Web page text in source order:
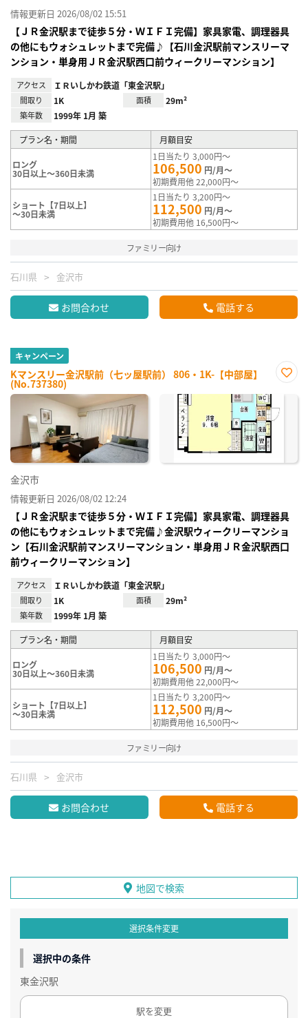
情報更新日 2026/08/02 15:51
【ＪＲ金沢駅まで徒歩５分・ＷＩＦＩ完備】家具家電、調理器具
の他にもウォシュレットまで完備♪【石川金沢駅前マンスリーマ
ンション・単身用ＪＲ金沢駅西口前ウィークリーマンション】
アクセス ＩＲいしかわ鉄道「東金沢駅」
間取り 1K 面積 29m²
築年数 1999年 1月 築
プラン名・期間 月額目安
ロング
30日以上～360日未満
1日当たり 3,000円～
106,500 円/月～
初期費用他 22,000円～
ショート【7日以上】
～30日未満
1日当たり 3,200円～
112,500 円/月～
初期費用他 16,500円～
ファミリー向け
石川県 金沢市
お問合わせ 電話する
キャンペーン
Kマンスリー金沢駅前（七ッ屋駅前） 806・1K-【中部屋】
(No.737380)
に入
り登
録
金沢市
情報更新日 2026/08/02 12:24
【ＪＲ金沢駅まで徒歩５分・ＷＩＦＩ完備】家具家電、調理器具
の他にもウォシュレットまで完備♪金沢駅ウィークリーマンショ
ン【石川金沢駅前マンスリーマンション・単身用ＪＲ金沢駅西口
前ウィークリーマンション】
アクセス ＩＲいしかわ鉄道「東金沢駅」
間取り 1K 面積 29m²
築年数 1999年 1月 築
プラン名・期間 月額目安
ロング
30日以上～360日未満
1日当たり 3,000円～
106,500 円/月～
初期費用他 22,000円～
ショート【7日以上】
～30日未満
1日当たり 3,200円～
112,500 円/月～
初期費用他 16,500円～
ファミリー向け
石川県 金沢市
お問合わせ 電話する
地図で検索
選択条件変更
選択中の条件
東金沢駅
駅を変更